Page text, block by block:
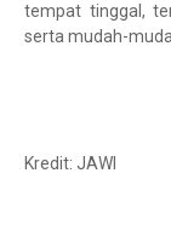
tempat tinggal,
serta mudah-
Kredit: JAWI